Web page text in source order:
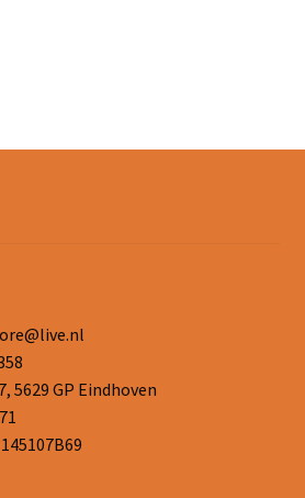
5629 GP Eindhoven